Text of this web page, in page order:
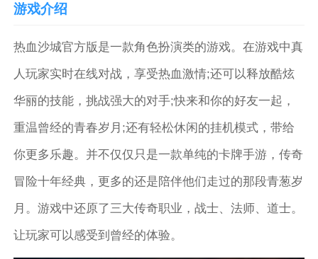
游戏介绍
热血沙城官方版是一款角色扮演类的游戏。在游戏中真
人玩家实时在线对战，享受热血激情;还可以释放酷炫
华丽的技能，挑战强大的对手;快来和你的好友一起，
重温曾经的青春岁月;还有轻松休闲的挂机模式，带给
你更多乐趣。并不仅仅只是一款单纯的卡牌手游，传奇
冒险十年经典，更多的还是陪伴他们走过的那段青葱岁
月。游戏中还原了三大传奇职业，战士、法师、道士。
让玩家可以感受到曾经的体验。